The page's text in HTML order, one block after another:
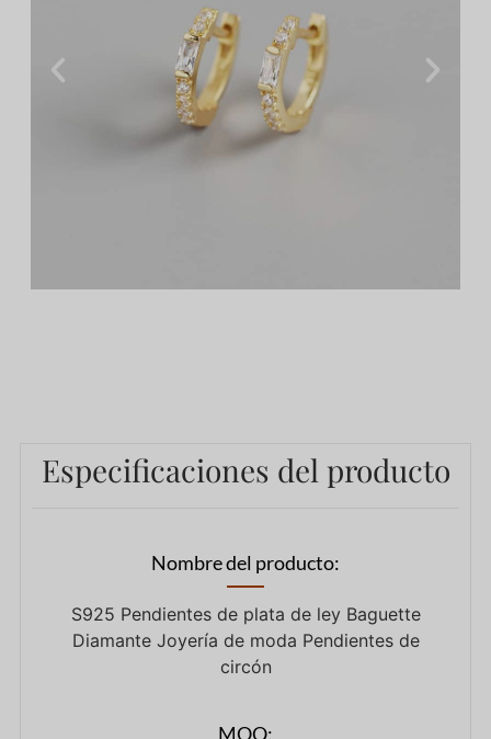
Especificaciones del producto
Nombre del producto:
S925 Pendientes de plata de ley Baguette
Diamante Joyería de moda Pendientes de
circón
MOQ: